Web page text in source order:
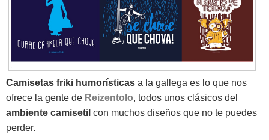
Camisetas friki humorísticas a la gallega es lo que nos
ofrece la gente de Reizentolo, todos unos clásicos del
ambiente camisetil con muchos diseños que no te puedes
perder.